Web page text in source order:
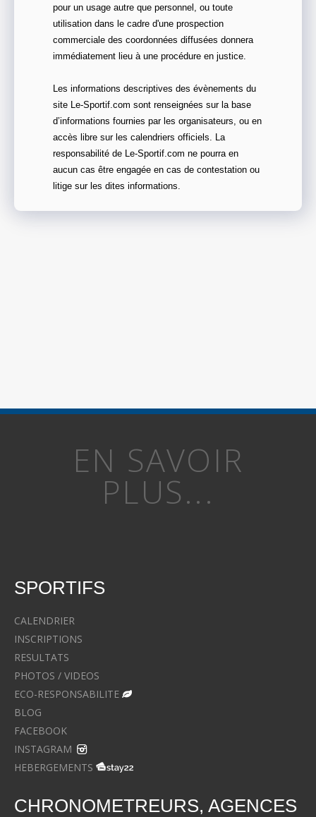
pour un usage autre que personnel, ou toute
utilisation dans le cadre d'une prospection
commerciale des coordonnées diffusées donnera
immédiatement lieu à une procédure en justice.
Les informations descriptives des évènements du
site Le-Sportif.com sont renseignées sur la base
d’informations fournies par les organisateurs, ou en
accès libre sur les calendriers officiels. La
responsabilité de Le-Sportif.com ne pourra en
aucun cas être engagée en cas de contestation ou
litige sur les dites informations.
EN SAVOIR
PLUS...
SPORTIFS
CALENDRIER
INSCRIPTIONS
RESULTATS
PHOTOS / VIDEOS
ECO-RESPONSABILITE
BLOG
FACEBOOK
INSTAGRAM
HEBERGEMENTS
CHRONOMETREURS, AGENCES